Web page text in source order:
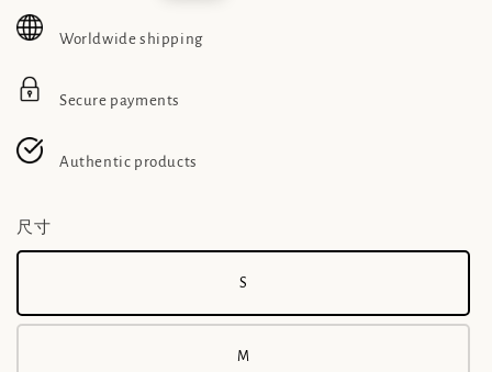
Worldwide shipping
Secure payments
Authentic products
尺寸
S
M